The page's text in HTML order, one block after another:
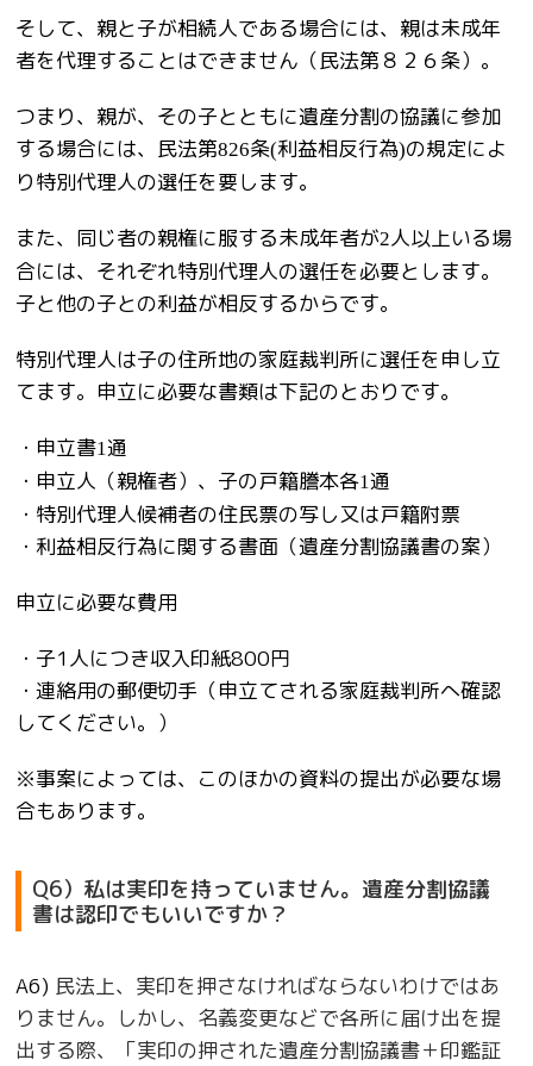
そして、親と子が相続人である場合には、親は未成年
者を代理することはできません（民法第８２６条）。
つまり、親が、その子とともに遺産分割の協議に参加
する場合には、民法第826条(利益相反行為)の規定によ
り特別代理人の選任を要します。
また、同じ者の親権に服する未成年者が2人以上いる場
合には、それぞれ特別代理人の選任を必要とします。
子と他の子との利益が相反するからです。
特別代理人は子の住所地の家庭裁判所に選任を申し立
てます。申立に必要な書類は下記のとおりです。
・申立書1通
・申立人（親権者）、子の戸籍謄本各1通
・特別代理人候補者の住民票の写し又は戸籍附票
・利益相反行為に関する書面（遺産分割協議書の案）
申立に必要な費用
・子1 人につき収入印紙800円
・連絡用の郵便切手（申立てされる家庭裁判所へ確認
してください。）
※事案によっては、このほかの資料の提出が必要な場
合もあります。
Q6）私は実印を持っていません。遺産分割協議
書は認印でもいいですか？
A6) 民法上、実印を押さなければならないわけではあ
りません。しかし、名義変更などで各所に届け出を提
出する際、「実印の押された遺産分割協議書＋印鑑証